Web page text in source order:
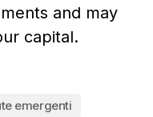
and may
capital.
emergenti